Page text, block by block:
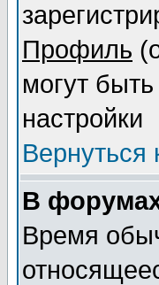
Профиль
могут
настройки
Вернуться
В
Время